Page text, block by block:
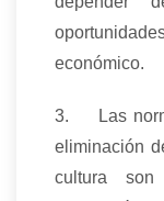
económico.
3. Las
eliminación
cultura